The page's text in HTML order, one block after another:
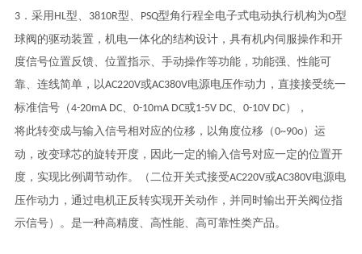
3．采用 HL型、 3810R型、 PSQ型角行程全电子式电动执行机构为O型
球阀的驱动装置，机电一体化的结构设计，具有机内伺服操作和开
度信号位置反馈、位置指示、手动操作等功能，功能强、性能可
靠、连线简单，以AC220V或AC380V电源电压作动力，直接接受统一
标准信号（4-20mA DC、 0-10mA DC或1-5V DC、 0-10V DC），
将此转变成与输入信号相对应的位移，以角度位移（0~90o）运
动，改变球芯的旋转开度，因此一定的输入信号对应一定的位置开
度，实现比例调节动作。（二位开关式接受AC220V或AC380V电源电
压作动力，通过电机正反转实现开关动作，并同时输出开关阀位指
示信号）。是一种高精度、高性能、高可靠性类产品。